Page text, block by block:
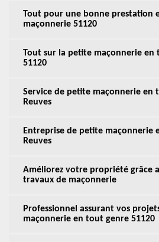
Tout pour une bonne prestation
maçonnerie 51120
Tout sur la petite maçonnerie en
51120
Service de petite maçonnerie en
Reuves
Entreprise de petite maçonnerie
Reuves
Améliorez votre propriété grâce
travaux de maçonnerie
Professionnel assurant vos
maçonnerie en tout genre 51120